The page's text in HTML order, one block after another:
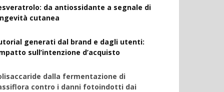
da antiossidante a segnale di
cutanea
generati dal brand e dagli utenti:
sull’intenzione d’acquisto
dalla fermentazione di
contro i danni fotoindotti dai